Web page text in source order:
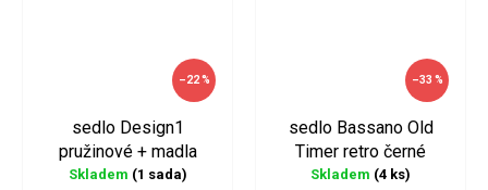
–22 %
sedlo Design1
pružinové + madla
Skladem (1 sada)
–33 %
sedlo Bassano Old
Timer retro černé
Skladem (4 ks)